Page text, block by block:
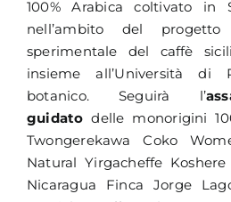
100% Arabica coltivato in
nell’ambito del
sperimentale del caffè
insieme all’Università di
botanico. Seguirà l’
guidatodelle monorigini
Twongerekawa Coko
Natural Yirgacheffe
Nicaragua Finca Jorge